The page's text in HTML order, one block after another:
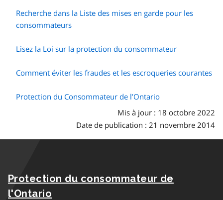
Recherche dans la Liste des mises en garde pour les
consommateurs
Lisez la Loi sur la protection du consommateur
Comment éviter les fraudes et les escroqueries courantes
Protection du Consommateur de l’Ontario
Mis à jour : 18 octobre 2022
Date de publication : 21 novembre 2014
Protection du consommateur de
l'Ontario